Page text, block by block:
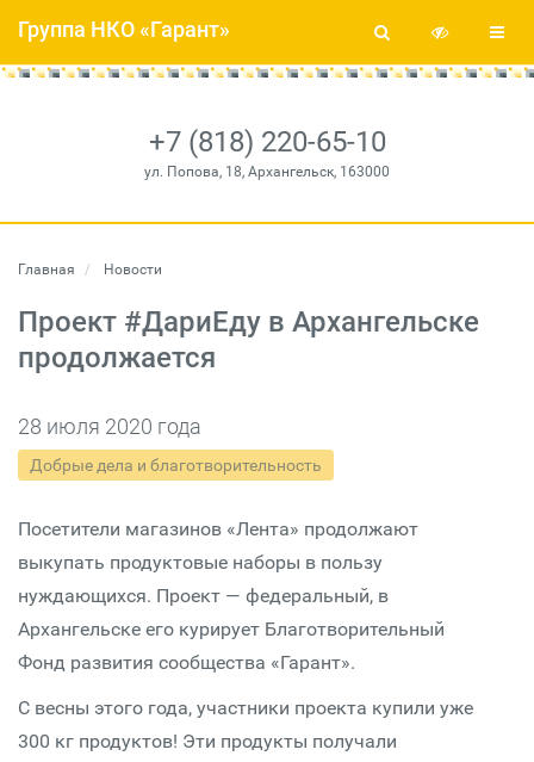
+7 (818) 220-65-10
ул. Попова, 18, Архангельск, 163000
Группа НКО «Гарант»
Главная Новости
Проект #ДариЕду в Архангельске
продолжается
28 июля 2020 года
Добрые дела и благотворительность
Посетители магазинов «Лента» продолжают
выкупать продуктовые наборы в пользу
нуждающихся. Проект — федеральный, в
Архангельске его курирует Благотворительный
Фонд развития сообщества «Гарант».
С весны этого года, участники проекта купили уже
300 кг продуктов! Эти продукты получали